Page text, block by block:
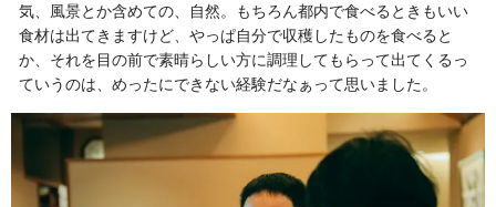
気、風景とか含めての、自然。もちろん都内で食べるときもいい
食材は出てきますけど、やっぱ自分で収穫したものを食べると
か、それを目の前で素晴らしい方に調理してもらって出てくるっ
ていうのは、めったにできない経験だなぁって思いました。